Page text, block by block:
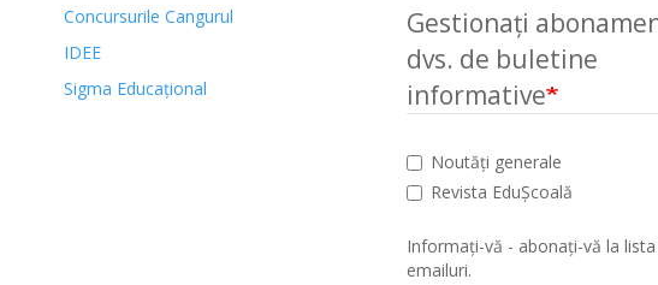
Concursurile Cangurul
IDEE
Sigma Educațional
Gestionați
dvs. de buletine
informative
Noutăți generale
Revista EduȘcoală
Informați-vă - abonați-vă la
emailuri.